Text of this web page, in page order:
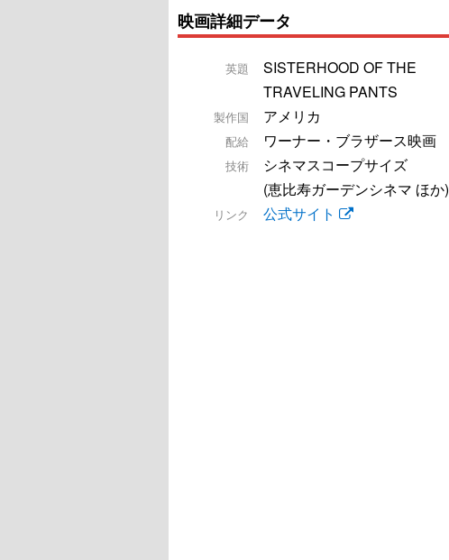
映画詳細データ
英題
SISTERHOOD OF THE
TRAVELING PANTS
製作国 アメリカ
配給 ワーナー・ブラザース映画
技術
シネマスコープサイズ
(恵比寿ガーデンシネマ ほか)
リンク 公式サイト